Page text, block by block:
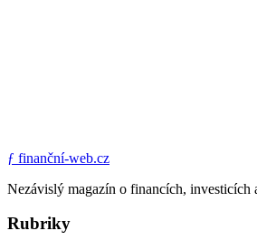
ƒ finanční-web.cz
Nezávislý magazín o financích, investicích
Rubriky